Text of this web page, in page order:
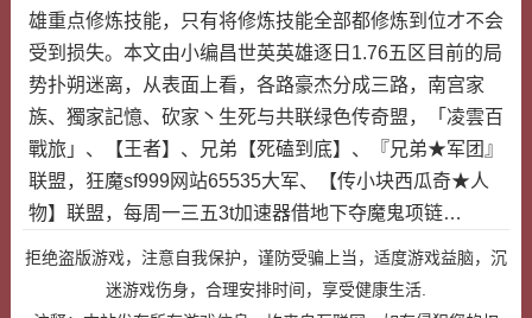
雄重点修炼技能，只有将修炼技能全部都修炼到位才不会
受到损失。本文由小编昌世英英雄逐日1.76五区目前的局
势扑朔迷离，从表面上看，各路豪杰分成三路，南宫家
族、獨家記憶、砍家丶生死与共联绿色传奇盟，「凌雲百
戰旅」、【王者】、兄弟【死磕到底】、『兄弟★军团』
联盟，狂魔sf999网站65535大军、【传小块西瓜奇★人
物】联盟，每周一三五3t加速器借地下夺魔鬼项链…
拒绝盗版游戏，注意自我保护，谨防受骗上当，适度游戏益脑，沉
迷游戏伤身，合理安排时间，享受健康生活.